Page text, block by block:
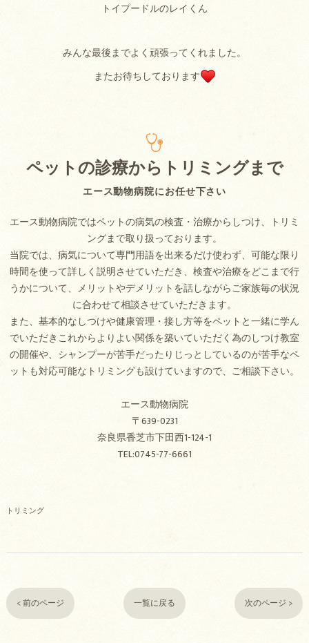
トイプードルのレイくん
みんな最後までよく頑張ってくれました。
またお待ちしております
エース動物病院にお任せ下さい
ペットの診療からトリミングまで
エース動物病院ではペットの病気の検査・治療からしつけ、トリミ
ングまで取り扱っております。
当院では、病気について専門用語を出来るだけ使わず、可能な限り
時間を使って詳しく説明させていただき、検査や治療をどこまで行
うかについて、メリットやデメリットを話しながらご家族毎の状況
に合わせて相談させていただきます。
また、基本的なしつけや健康管理・接し方等をペットと一緒に学ん
でいただきこれからよりよい関係を築いていただく為のしつけ教室
の開催や、シャンプーが苦手だったりじっとしているのが苦手なペ
ットも対応可能なトリミングも設けていますので、ご相談下さい。
エース動物病院
〒639-0231
奈良県香芝市下田西1-124-1
TEL:0745-77-6661
トリミング
< 前のページ 一覧に戻る 次のページ >